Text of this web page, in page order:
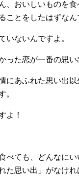
、おいしいものを食
ことをしたはずなん
いないんですよ。
った恋が一番の思い
にあふれた思い出
。
よ！
べても、どんなに
た思い出」がなけ